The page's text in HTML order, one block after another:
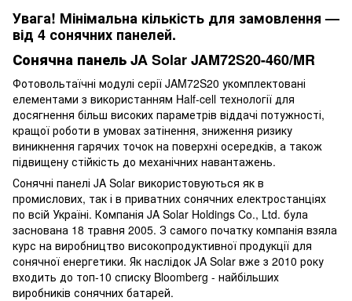
Увага! Мінімальна кількість для замовлення —
від 4 сонячних панелей.
Сонячна панель JA Solar JAM72S20-460/MR
Фотовольтаїчні модулі серії JAM72S20 укомплектовані
елементами з використанням Half-cell технології для
досягнення більш високих параметрів віддачі потужності,
кращої роботи в умовах затінення, зниження ризику
виникнення гарячих точок на поверхні осередків, а також
підвищену стійкість до механічних навантажень.
Сонячні панелі JA Solar використовуються як в
промислових, так і в приватних сонячних електростанціях
по всій Україні. Компанія JA Solar Holdings Co., Ltd. була
заснована 18 травня 2005. З самого початку компанія взяла
курс на виробництво високопродуктивної продукції для
сонячної енергетики. Як наслідок JA Solar вже з 2010 року
входить до топ-10 списку Bloomberg - найбільших
виробників сонячних батарей.